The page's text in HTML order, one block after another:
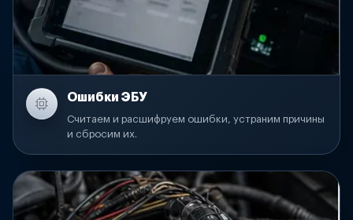
Ошибки ЭБУ
Считаем и расшифруем ошибки, устраним причины
и сбросим их.